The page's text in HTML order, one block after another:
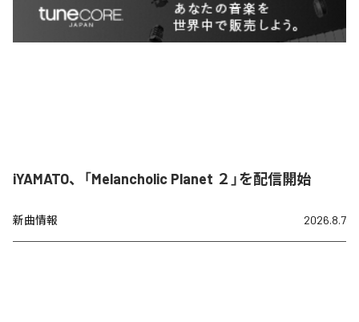
iYAMATO、「Melancholic Planet ２」を配信開始
新曲情報 2026.8.7